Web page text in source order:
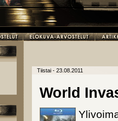
Tiistai - 23.08.2011
World